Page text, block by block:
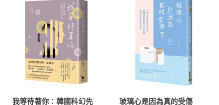
我等待著你：韓國科幻先
玻璃心是因為真的受傷